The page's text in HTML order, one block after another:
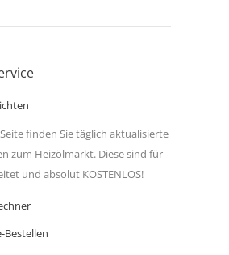
finden Sie täglich aktualisierte
zum Heizölmarkt. Diese sind für
und absolut KOSTENLOS!
Bestellen